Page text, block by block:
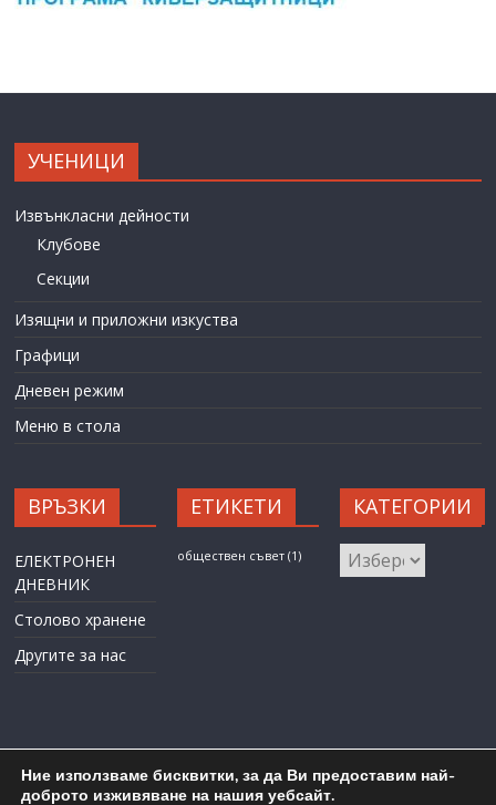
УЧЕНИЦИ
Извънкласни дейности
Клубове
Секции
Изящни и приложни изкуства
Графици
Дневен режим
Меню в стола
ВРЪЗКИ
ЕЛЕКТРОНЕН
ДНЕВНИК
Столово хранене
Другите за нас
ЕТИКЕТИ
обществен съвет (1)
КАТЕГОРИИ
КАТЕГОРИИ
Ние използваме бисквитки, за да Ви предоставим най-
доброто изживяване на нашия уебсайт.